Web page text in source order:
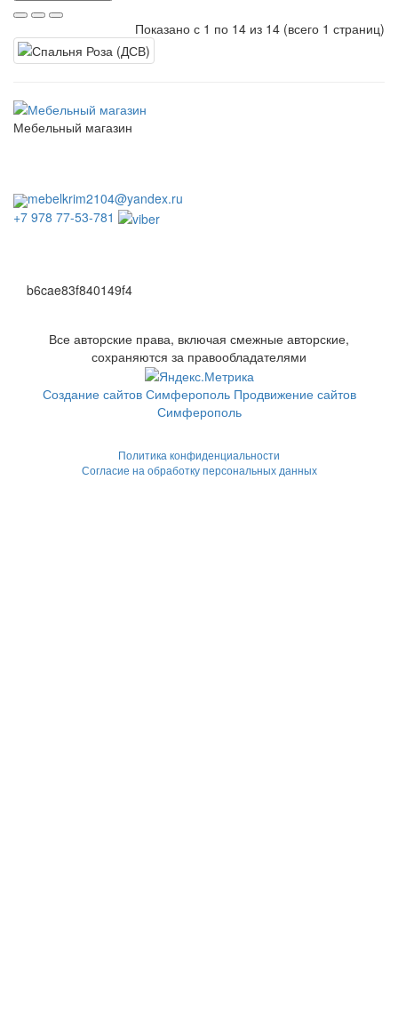
Показано с 1 по 14 из 14 (всего 1 страниц)
Мебельный магазин
mebelkrim2104@yandex.ru
+7 978 77-53-781
b6cae83f840149f4
Все авторские права, включая смежные авторские,
сохраняются за правообладателями
Создание сайтов Симферополь Продвижение сайтов
Симферополь
Политика конфиденциальности
Согласие на обработку персональных данных